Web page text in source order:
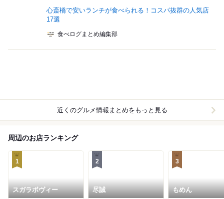
心斎橋で安いランチが食べられる！コスパ抜群の人気店
17選
食べログまとめ編集部
近くのグルメ情報まとめをもっと見る
周辺のお店ランキング
1
スガラボヴィー
2
尽誠
3
もめん